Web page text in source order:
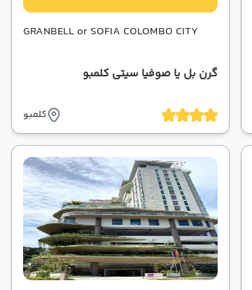
GRANBELL or SOFIA COLOMBO CITY
گرن بل یا صوفیا سیتی کلمبو
کلمبو